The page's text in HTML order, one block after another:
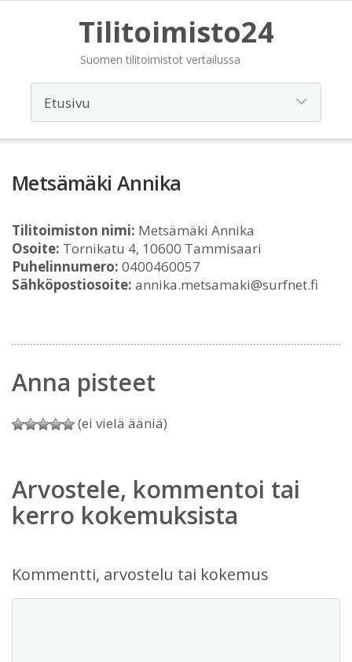
Tilitoimisto24
Suomen tilitoimistot vertailussa
Metsämäki Annika
Tilitoimiston nimi: Metsämäki Annika
Osoite: Tornikatu 4, 10600 Tammisaari
Puhelinnumero: 0400460057
Sähköpostiosoite: annika.metsamaki@surfnet.fi
Anna pisteet
(ei vielä ääniä)
Arvostele, kommentoi tai
kerro kokemuksista
Kommentti, arvostelu tai kokemus